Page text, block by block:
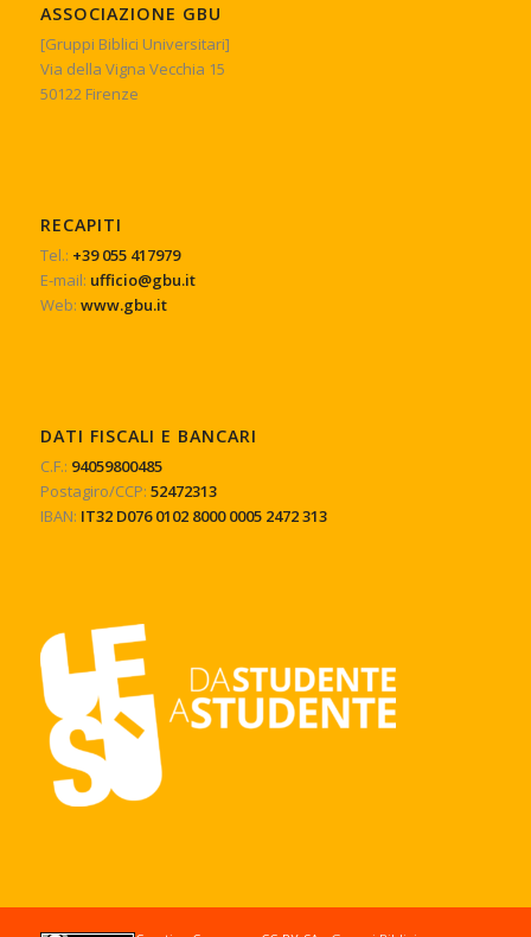
ASSOCIAZIONE GBU
[Gruppi Biblici Universitari]
Via della Vigna Vecchia 15
50122 Firenze
RECAPITI
Tel.: +39 055 417979
E-mail: ufficio@gbu.it
Web: www.gbu.it
DATI FISCALI E BANCARI
C.F.: 94059800485
Postagiro/CCP: 52472313
IBAN: IT32 D076 0102 8000 0005 2472 313